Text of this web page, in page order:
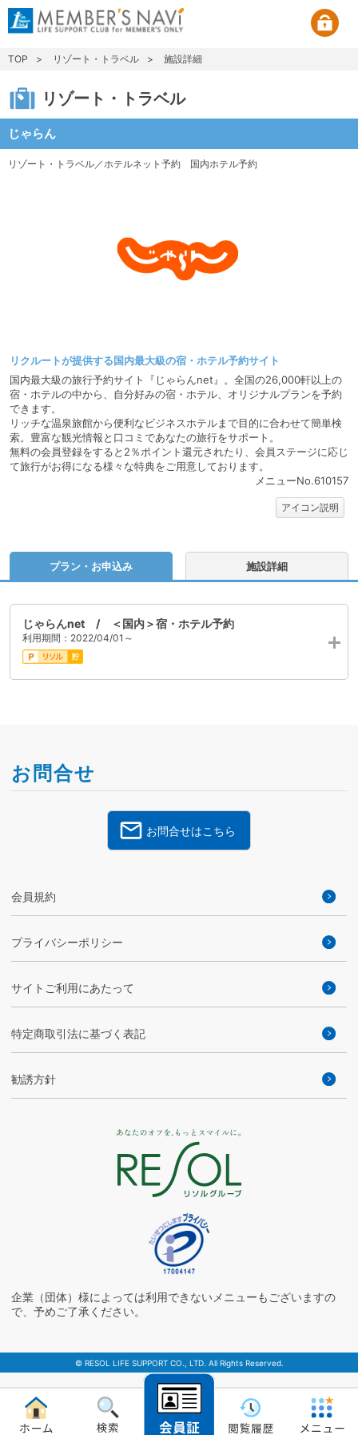
TOP リゾート・トラベル 施設詳細
リゾート・トラベル
じゃらん
リゾート・トラベル／ホテルネット予約 国内ホテル予約
リクルートが提供する国内最大級の宿・ホテル予約サイト
国内最大級の旅行予約サイト『じゃらんnet』。全国の26,000軒以上の
宿・ホテルの中から、自分好みの宿・ホテル、オリジナルプランを予約
できます。
リッチな温泉旅館から便利なビジネスホテルまで目的に合わせて簡単検
索。豊富な観光情報と口コミであなたの旅行をサポート。
無料の会員登録をすると2％ポイント還元されたり、会員ステージに応じ
て旅行がお得になる様々な特典をご用意しております。
メニューNo.610157
アイコン説明
プラン・お申込み 施設詳細
じゃらんnet / ＜国内＞宿・ホテル予約
利用期間：2022/04/01～
お問合せ
お問合せはこちら
会員規約
プライバシーポリシー
サイトご利用にあたって
特定商取引法に基づく表記
勧誘方針
企業（団体）様によっては利用できないメニューもございますの
で、予めご了承ください。
© RESOL LIFE SUPPORT CO., LTD. All Rights Reserved.